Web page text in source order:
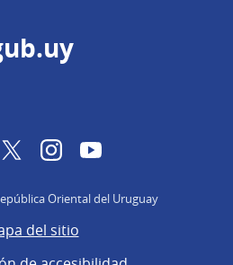
TwitterInstagramYouTube
Oriental del Uruguay
del sitio